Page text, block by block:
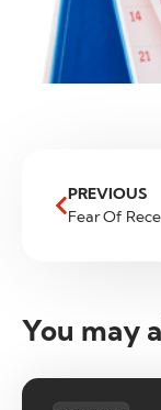
PREVIOUS
You may